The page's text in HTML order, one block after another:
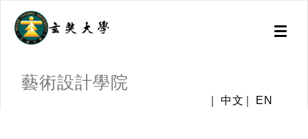
Toggle
藝術設計學院
中文 EN